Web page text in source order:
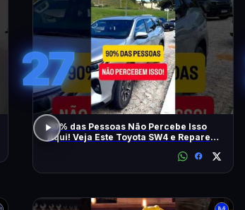
27
90% das Pessoas Não Percebe Isso
Aqui! Veja Este Toyota SW4 e Repare